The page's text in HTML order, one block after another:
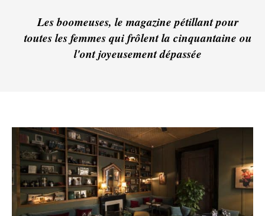
Les boomeuses, le magazine pétillant pour
toutes les femmes qui frôlent la cinquantaine ou
l'ont joyeusement dépassée